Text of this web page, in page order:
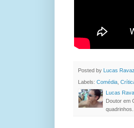
Posted by Lucas
Labels: Comédia
Lucas
Doutor em
quadrinhos.